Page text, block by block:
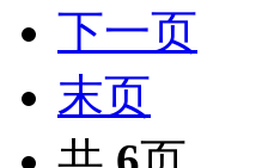
下一页
末页